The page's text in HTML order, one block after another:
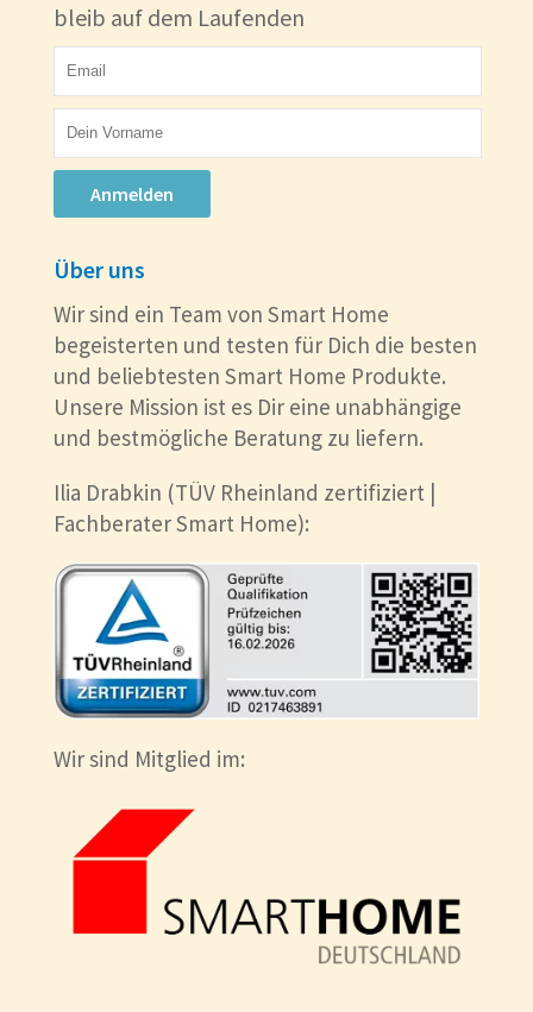
bleib auf dem Laufenden
Anmelden
Über uns
Wir sind ein Team von Smart Home
begeisterten und testen für Dich die besten
und beliebtesten Smart Home Produkte.
Unsere Mission ist es Dir eine unabhängige
und bestmögliche Beratung zu liefern.
Ilia Drabkin (TÜV Rheinland zertifiziert |
Fachberater Smart Home):
Wir sind Mitglied im: